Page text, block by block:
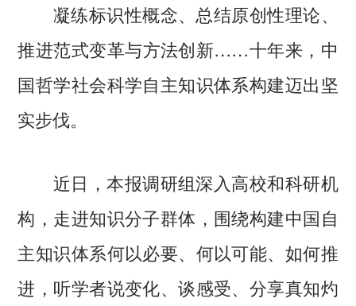
凝练标识性概念、总结原创性理论、
推进范式变革与方法创新……十年来，中
国哲学社会科学自主知识体系构建迈出坚
实步伐。
近日，本报调研组深入高校和科研机
构，走进知识分子群体，围绕构建中国自
主知识体系何以必要、何以可能、如何推
进，听学者说变化、谈感受、分享真知灼